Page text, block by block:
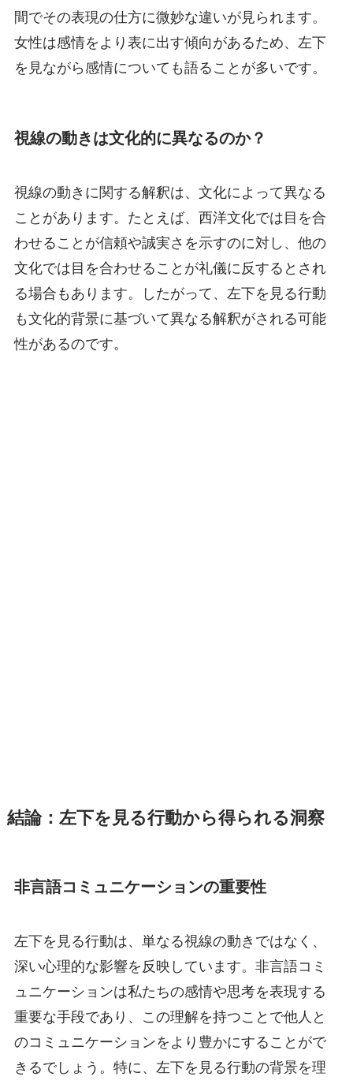
間でその表現の仕方に微妙な違いが見られます。
女性は感情をより表に出す傾向があるため、左下
を見ながら感情についても語ることが多いです。
視線の動きは文化的に異なるのか？
視線の動きに関する解釈は、文化によって異なる
ことがあります。たとえば、西洋文化では目を合
わせることが信頼や誠実さを示すのに対し、他の
文化では目を合わせることが礼儀に反するとされ
る場合もあります。したがって、左下を見る行動
も文化的背景に基づいて異なる解釈がされる可能
性があるのです。
結論：左下を見る行動から得られる洞察
非言語コミュニケーションの重要性
左下を見る行動は、単なる視線の動きではなく、
深い心理的な影響を反映しています。非言語コミ
ュニケーションは私たちの感情や思考を表現する
重要な手段であり、この理解を持つことで他人と
のコミュニケーションをより豊かにすることがで
きるでしょう。特に、左下を見る行動の背景を理